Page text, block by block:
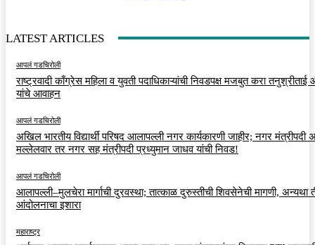
LATEST ARTICLES
आपलं गडचिरोली
राष्ट्रवादी काँग्रेस महिला व युवती पदाधिकाऱ्यांची निवडपक्ष मजबुत करा तनुश्रीताई
यांचे आवाहन
आपलं गडचिरोली
अखिल भारतीय विद्यार्थी परिषद आलापल्ली नगर कार्यकारणी जाहीर; नगर मंत्रीपदी
मल्लेलवार तर नगर सह मंत्रीपदी प्रध्युमान जाधव यांची निवड!
आपलं गडचिरोली
आलापल्ली–मुलचेरा मार्गाची दुरवस्था; तात्काळ दुरुस्तीची शिवसेनेची मागणी, अन्यथा
आंदोलनाचा इशारा
महाराष्ट्र